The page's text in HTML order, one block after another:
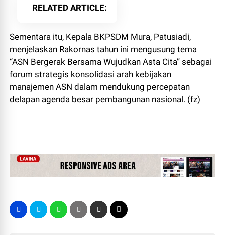
RELATED ARTICLE
Sementara itu, Kepala BKPSDM Mura, Patusiadi,
menjelaskan Rakornas tahun ini mengusung tema
“ASN Bergerak Bersama Wujudkan Asta Cita” sebagai
forum strategis konsolidasi arah kebijakan
manajemen ASN dalam mendukung percepatan
delapan agenda besar pembangunan nasional. (fz)